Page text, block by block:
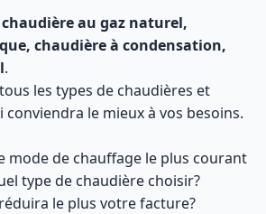
au gaz naturel,
chaudière à condensation,
.
les types de chaudières et
conviendra le mieux à vos besoins.
mode de chauffage le plus courant
type de chaudière choisir?
le plus votre facture?